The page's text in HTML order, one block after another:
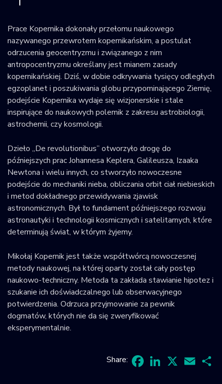
Prace Kopernika dokonały przełomu naukowego
nazywanego przewrotem kopernikańskim, a postulat
odrzucenia geocentryzmu i związanego z nim
antropocentryzmu określany jest mianem zasady
kopernikańskiej. Dziś, w dobie odkrywania tysięcy odległych
egzoplanet i poszukiwania globu przypominającego Ziemię,
podejście Kopernika wydaje się wizjonerskie i stale
inspirujące do naukowych polemik z zakresu astrobiologii,
astrochemii, czy kosmologii.
Dzieło „De revolutionibus” otworzyło drogę do
późniejszych prac Johannesa Keplera, Galileusza, Izaaka
Newtona i wielu innych, co stworzyło nowoczesne
podejście do mechaniki nieba, obliczania orbit ciał niebieskich
i metod dokładnego przewidywania zjawisk
astronomicznych. Był to fundament późniejszego rozwoju
astronautyki i technologii kosmicznych i satelitarnych, które
determinują świat, w którym żyjemy.
Mikołaj Kopernik jest także współtwórcą nowoczesnej
metody naukowej, na której oparty został cały postęp
naukowo-techniczny. Metoda ta zakłada stawianie hipotez i
szukanie ich doświadczalnego lub obserwacyjnego
potwierdzenia. Odrzuca przyjmowanie za pewnik
dogmatów, których nie da się zweryfikować
eksperymentalnie.
Share: